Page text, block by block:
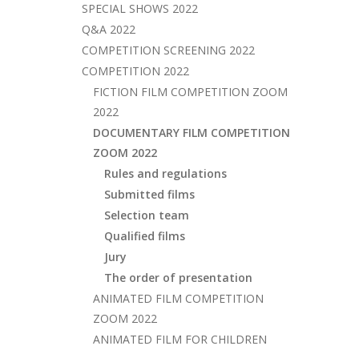
SPECIAL SHOWS 2022
Q&A 2022
COMPETITION SCREENING 2022
COMPETITION 2022
FICTION FILM COMPETITION ZOOM
2022
DOCUMENTARY FILM COMPETITION
ZOOM 2022
Rules and regulations
Submitted films
Selection team
Qualified films
Jury
The order of presentation
ANIMATED FILM COMPETITION
ZOOM 2022
ANIMATED FILM FOR CHILDREN